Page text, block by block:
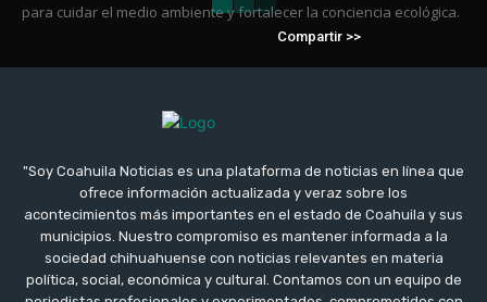
para cuidar el medio ambiente y fortalecer la conciencia ecológica.
Compartir >>
"Soy Coahuila Noticias es una plataforma de noticias en línea que
ofrece información actualizada y veraz sobre los
acontecimientos más importantes en el estado de Coahuila y sus
municipios. Nuestro compromiso es mantener informada a la
sociedad chihuahuense con noticias relevantes en materia
política, social, económica y cultural. Contamos con un equipo de